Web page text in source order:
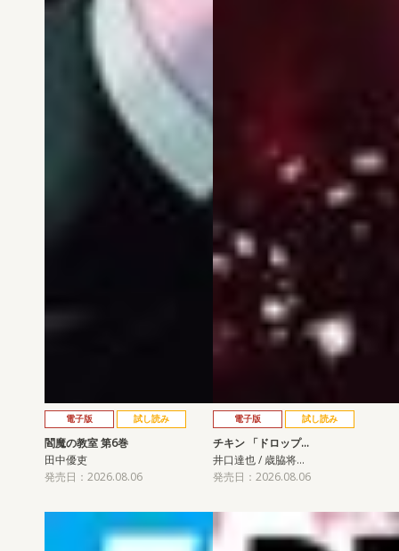
電子版 試し読み
閻魔の教室 第6巻
田中優吏
発売日：2026.08.06
電子版 試し読み
チキン 「ドロップ…
井口達也 / 歳脇将…
発売日：2026.08.06